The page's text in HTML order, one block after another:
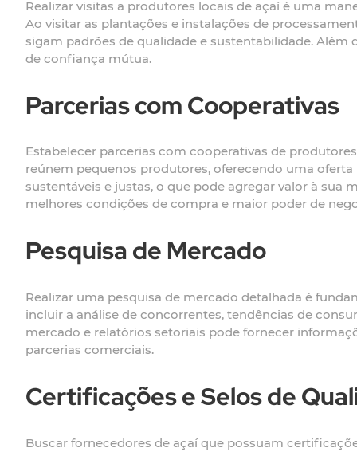
Realizar visitas a produtores locais de açaí é uma
Ao visitar as plantações e instalações de
sigam padrões de qualidade e sustentabilidade.
de confiança mútua.
Parcerias com Cooperativas
Estabelecer parcerias com cooperativas de
reúnem pequenos produtores, oferecendo uma
sustentáveis e justas, o que pode agregar valor à
melhores condições de compra e maior poder de
Pesquisa de Mercado
Realizar uma pesquisa de mercado detalhada é
incluir a análise de concorrentes, tendências de
mercado e relatórios setoriais pode fornecer
parcerias comerciais.
Certificações e Selos de
Buscar fornecedores de açaí que possuam